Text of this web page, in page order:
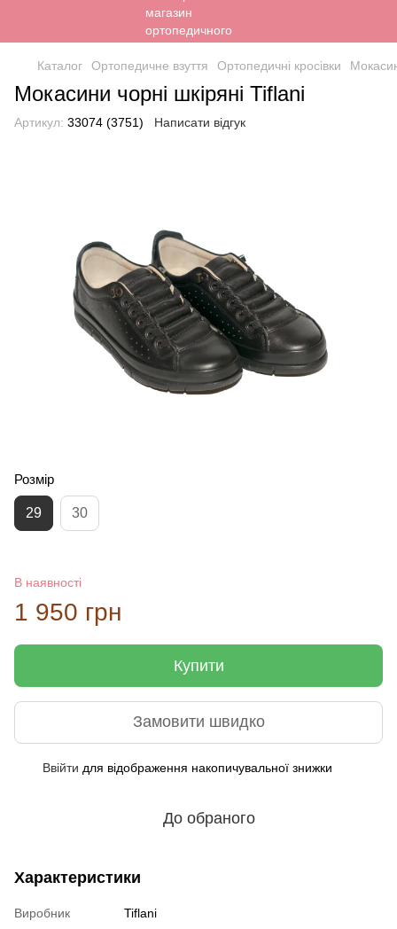
Каталог Ортопедичне взуття Ортопедичні кросівки
Мокасини чорні шкіряні Tiflani
Артикул: 33074 (3751) Написати відгук
Розмір
29 30
В наявності
1 950 грн
Купити
Замовити швидко
Ввійти для відображення накопичувальної знижки
До обраного
Характеристики
Виробник
Tiflani